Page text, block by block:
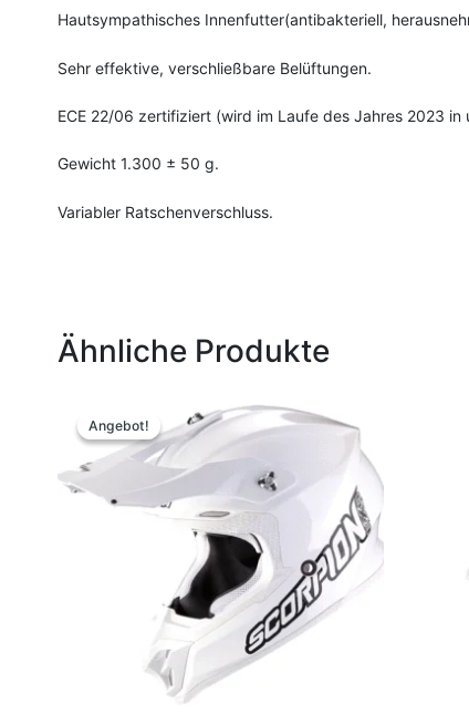
Hautsympathisches Innenfutter(antibakteriell,
Sehr effektive, verschließbare Belüftungen.
ECE 22/06 zertifiziert (wird im Laufe des Jahres 2023
Gewicht 1.300 ± 50 g.
Variabler Ratschenverschluss.
Ähnliche Produkte
Angebot!
Angebot!
war:
149,90 €
Preis
ist:
Dieses
Produkt
mehrere
Varianten
auf.
Die
Optionen
können
der
Produktseite